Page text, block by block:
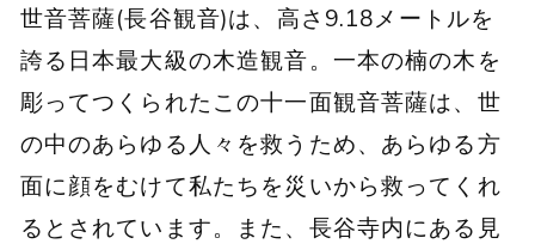
世音菩薩(長谷観音)は、高さ9.18メートルを
誇る日本最大級の木造観音。一本の楠の木を
彫ってつくられたこの十一面観音菩薩は、世
の中のあらゆる人々を救うため、あらゆる方
面に顔をむけて私たちを災いから救ってくれ
るとされています。また、長谷寺内にある見